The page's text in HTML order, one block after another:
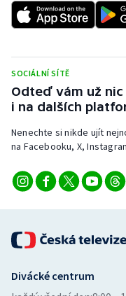
Stolní tenis
Triatlon
Veslování
Ostatní
SOCIÁLNÍ SÍTĚ
Odteď vám už
i na dalších
Nenechte si nikde ujít
na Facebooku, X,
Divácké centrum